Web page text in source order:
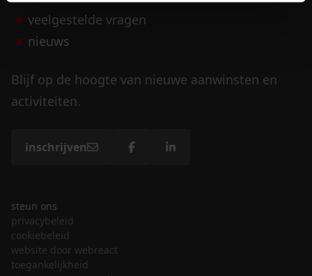
veelgestelde vragen
nieuws
Blijf op de hoogte van nieuwe aanwinsten en
activiteiten.
inschrijven
steun ons
privacybeleid
cookiebeleid
website door webreact
toegankelijkheid